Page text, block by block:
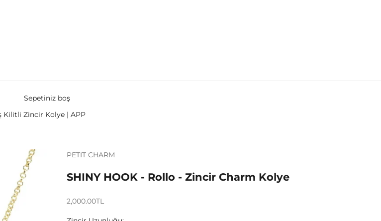
Sepetiniz boş
Kilitli Zincir Kolye | APP
PETIT CHARM
SHINY HOOK - Rollo - Zincir Charm Kolye
İndirimli fiyat
2,000.00TL